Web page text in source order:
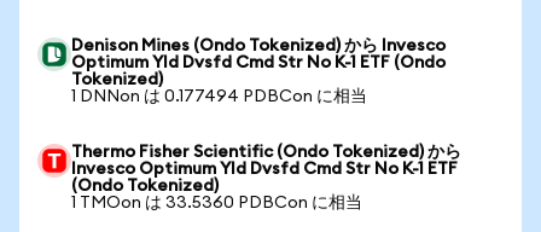
Denison Mines (Ondo Tokenized) から Invesco
Optimum Yld Dvsfd Cmd Str No K-1 ETF (Ondo
Tokenized)
1 DNNon は 0.177494 PDBCon に相当
Thermo Fisher Scientific (Ondo Tokenized) から
Invesco Optimum Yld Dvsfd Cmd Str No K-1 ETF
(Ondo Tokenized)
1 TMOon は 33.5360 PDBCon に相当